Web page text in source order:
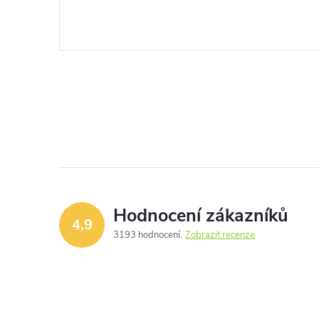
4,9 Hodnocení zákazníků
3193 hodnocení Zobrazit recenze